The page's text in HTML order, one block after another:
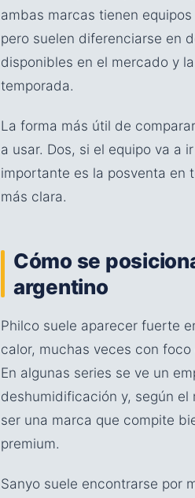
ambas marcas tienen
pero suelen diferenciarse en
disponibles en el mercado y
temporada.
La forma más útil de
a usar. Dos, si el equipo va a
importante es la posventa en
más clara.
Cómo se
argentino
Philco suele aparecer fuerte
calor, muchas veces con
En algunas series se ve un
deshumidificación y, según
ser una marca que compite
premium.
Sanyo suele encontrarse por